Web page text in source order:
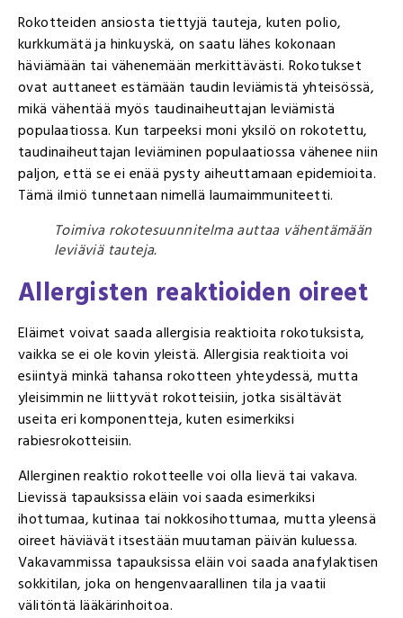
Rokotteiden ansiosta tiettyjä tauteja, kuten polio,
kurkkumätä ja hinkuyskä, on saatu lähes kokonaan
häviämään tai vähenemään merkittävästi. Rokotukset
ovat auttaneet estämään taudin leviämistä yhteisössä,
mikä vähentää myös taudinaiheuttajan leviämistä
populaatiossa. Kun tarpeeksi moni yksilö on rokotettu,
taudinaiheuttajan leviäminen populaatiossa vähenee niin
paljon, että se ei enää pysty aiheuttamaan epidemioita.
Tämä ilmiö tunnetaan nimellä laumaimmuniteetti.
Toimiva rokotesuunnitelma auttaa vähentämään
leviäviä tauteja.
Allergisten reaktioiden oireet
Eläimet voivat saada allergisia reaktioita rokotuksista,
vaikka se ei ole kovin yleistä. Allergisia reaktioita voi
esiintyä minkä tahansa rokotteen yhteydessä, mutta
yleisimmin ne liittyvät rokotteisiin, jotka sisältävät
useita eri komponentteja, kuten esimerkiksi
rabiesrokotteisiin.
Allerginen reaktio rokotteelle voi olla lievä tai vakava.
Lievissä tapauksissa eläin voi saada esimerkiksi
ihottumaa, kutinaa tai nokkosihottumaa, mutta yleensä
oireet häviävät itsestään muutaman päivän kuluessa.
Vakavammissa tapauksissa eläin voi saada anafylaktisen
sokkitilan, joka on hengenvaarallinen tila ja vaatii
välitöntä lääkärinhoitoa.